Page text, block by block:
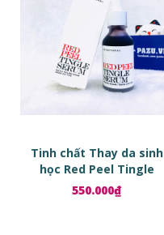
Tinh chất Thay da sinh
học Red Peel Tingle
Serum
550.000₫